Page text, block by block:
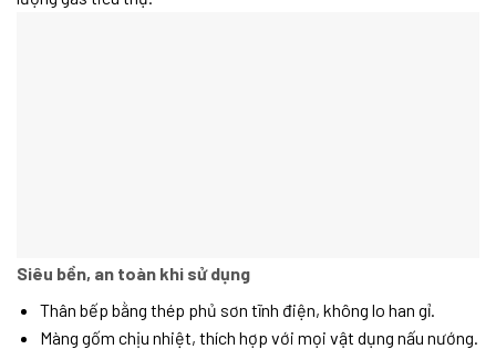
Siêu bền, an toàn khi sử dụng
Thân bếp bằng thép phủ sơn tĩnh điện, không lo han gỉ.
Màng gốm chịu nhiệt, thích hợp với mọi vật dụng nấu nướng.